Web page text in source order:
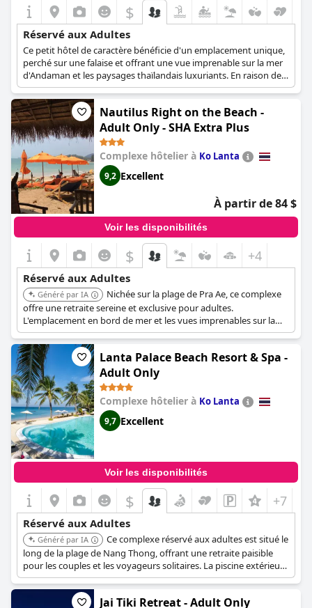
$
Réservé aux Adultes
Ce petit hôtel de caractère bénéficie d'un emplacement unique,
perché sur une falaise et offrant une vue imprenable sur la mer
d'Andaman et les paysages thaïlandais luxuriants. En raison de
son emplacement au sommet d'une falaise et du caractère de
son design, l'hôtel ne peut accueillir que des adultes et n'accepte
pas les enfants de moins de 12 ans. L'hôtel ne dispose donc
d'aucun équipement pour enfants et s'efforce de proposer un
séjour relaxant et rafraîchissant à tous ses clients adultes.
Nautilus Right on the Beach -
Adult Only - SHA Extra Plus
Complexe hôtelier à Ko Lanta
9,2 Excellent
À partir de 84 $
Voir les disponibilités
$ +4
Réservé aux Adultes
Généré par IA
Nichée sur la plage de Pra Ae, ce complexe
offre une retraite sereine et exclusive pour adultes.
L'emplacement en bord de mer et les vues imprenables sur la
mer d'Andaman créent un havre de paix parfait pour la détente.
Le cadre intime et le service personnalisé garantissent une
évasion tranquille et luxueuse.Lanta Palace Beach Resort & Spa -
Adult Only
Complexe hôtelier à Ko Lanta
9,7 Excellent
Voir les disponibilités
$ +7
Réservé aux Adultes
Généré par IA
Ce complexe réservé aux adultes est situé le
long de la plage de Nang Thong, offrant une retraite paisible
pour les couples et les voyageurs solitaires. La piscine extérieure
est un excellent endroit pour se détendre et profiter du soleil.
Jai Tiki Retreat - Adult Only